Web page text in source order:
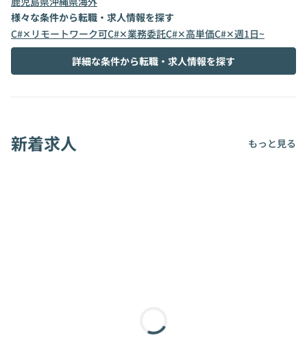
様々な条件から転職・求人情報を探す
C#✕リモートワーク可C#✕業務委託C#✕高単価C#✕週1日~
詳細な条件から転職・求人情報を探す
新着求人 もっと見る